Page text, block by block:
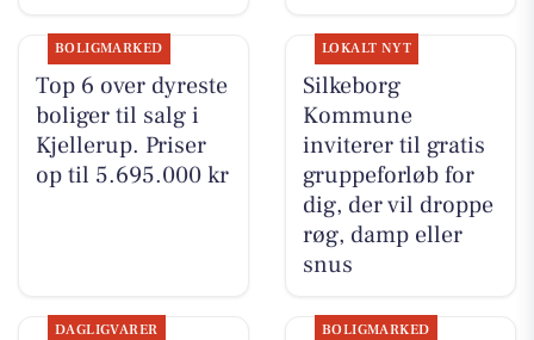
BOLIGMARKED
Top 6 over dyreste
boliger til salg i
Kjellerup. Priser
op til 5.695.000 kr
LOKALT NYT
Silkeborg
Kommune
inviterer til gratis
gruppeforløb for
dig, der vil droppe
røg, damp eller
snus
DAGLIGVARER BOLIGMARKED